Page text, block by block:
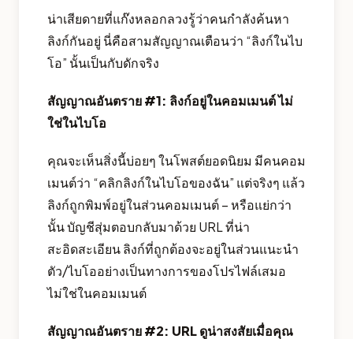
น่าเสียดายที่แก๊งหลอกลวงรู้ว่าคนกำลังค้นหา
ลิงก์กันอยู่ นี่คือสามสัญญาณเตือนว่า “ลิงก์ในไบ
โอ” นั้นเป็นกับดักจริง
สัญญาณอันตราย #1: ลิงก์อยู่ในคอมเมนต์ ไม่
ใช่ในไบโอ
คุณจะเห็นสิ่งนี้บ่อยๆ ในโพสต์ยอดนิยม มีคนคอม
เมนต์ว่า “คลิกลิงก์ในไบโอของฉัน” แต่จริงๆ แล้ว
ลิงก์ถูกพิมพ์อยู่ในส่วนคอมเมนต์ – หรือแย่กว่า
นั้น บัญชีสุ่มตอบกลับมาด้วย URL ที่น่า
สะอิดสะเอียน ลิงก์ที่ถูกต้องจะอยู่ในส่วนแนะนำ
ตัว/ไบโออย่างเป็นทางการของโปรไฟล์เสมอ
ไม่ใช่ในคอมเมนต์
สัญญาณอันตราย #2: URL ดูน่าสงสัยเมื่อคุณ